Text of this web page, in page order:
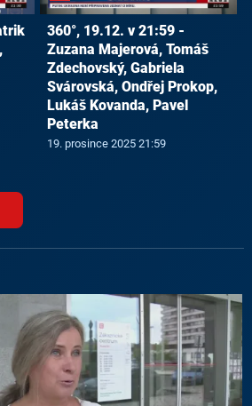
360°, 19.12. v 21:59 -
Zuzana Majerová, Tomáš
Zdechovský, Gabriela
Svárovská, Ondřej Prokop,
Lukáš Kovanda, Pavel
Peterka
19. prosince 2025 21:59